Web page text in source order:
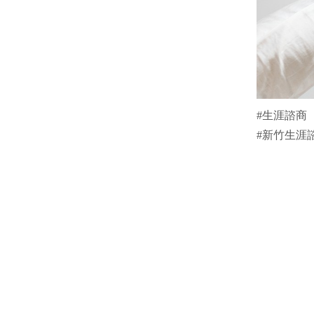
#生涯諮商
#新竹生涯